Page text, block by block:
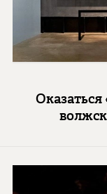
Оказаться